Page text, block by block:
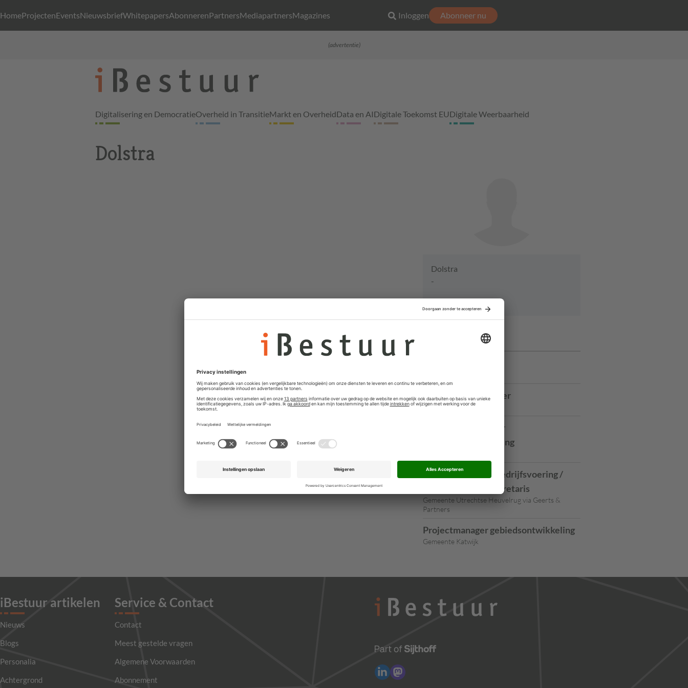
HomeProjectenEventsNieuwsbriefWhitepapersAbonnerenPartnersMediapartnersMagazines Inloggen Abonneer nu
(advertentie)
Digitalisering en DemocratieOverheid in TransitieMarkt en OverheidData en AIDigitale Toekomst EUDigitale Weerbaarheid
Dolstra
Dolstra
-
Directeur Bestuurder
Delft voor Elkaar
Senior Projectleider
Vastgoedontwikkeling
Concernmanager Bedrijfsvoering /
Loco-Gemeentesecretaris
Gemeente Utrechtse Heuvelrug via Geerts &
Partners
Projectmanager gebiedsontwikkeling
Gemeente Katwijk
iBestuur artikelen
Nieuws
Blogs
Personalia
Achtergrond
Service & Contact
Contact
Meest gestelde vragen
Algemene Voorwaarden
Abonnement